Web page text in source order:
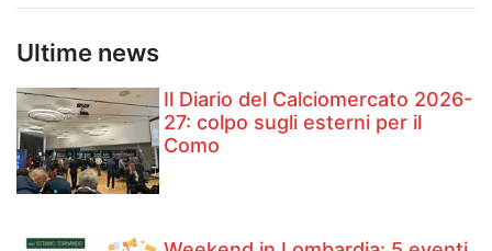
Ultime news
Il Diario del Calciomercato 2026-
27: colpo sugli esterni per il
Como